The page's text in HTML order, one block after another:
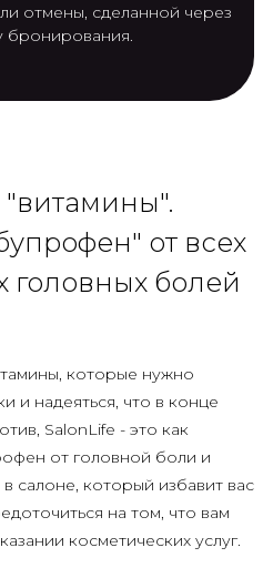
отмены, сделанной через
бронирования.
"витамины".
от всех
головных болей
которые нужно
и надеяться, что в конце
SalonLife - это как
от головной боли и
салоне, который избавит вас
на том, что вам
косметических услуг.